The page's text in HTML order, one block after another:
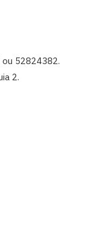
52824382.
2.